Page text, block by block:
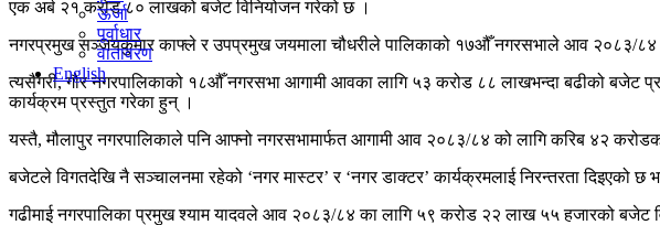
ऊर्जा
पूर्वाधार
वातावरण
English
एक अर्ब २१ करोड ८० लाखको बजेट विनियोजन गरेको छ ।
नगरप्रमुख सञ्जयकुमार काफ्ले र उपप्रमुख जयमाला चौधरीले पालिकाको १७औँ नगरसभाले आव २०८३/८४
त्यसैगरी, गौर नगरपालिकाको १८औँ नगरसभा आगामी आवका लागि ५३ करोड ८८ लाखभन्दा बढीको बजेट
कार्यक्रम प्रस्तुत गरेका हुन् ।
यस्तै, मौलापुर नगरपालिकाले पनि आफ्नो नगरसभामार्फत आगामी आव २०८३/८४ को लागि करिब ४२
बजेटले विगतदेखि नै सञ्चालनमा रहेको ‘नगर मास्टर’ र ‘नगर डाक्टर’ कार्यक्रमलाई निरन्तरता दिइएको
गढीमाई नगरपालिका प्रमुख श्याम यादवले आव २०८३/८४ का लागि ५९ करोड २२ लाख ५५ हजारको